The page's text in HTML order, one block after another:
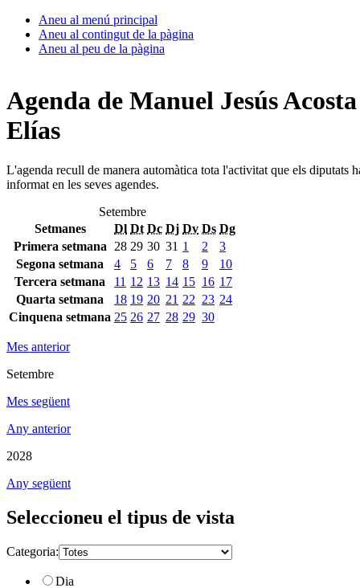
Aneu al menú principal
Aneu al contingut de la pàgina
Aneu al peu de la pàgina
Agenda de Manuel Jesús Acosta
Elías
L'agenda recull de manera automàtica tota l'activitat que els diputats
informat en les seves agendes.
Setembre
Setmanes
Dl Dt Dc Dj Dv Ds Dg
Primera setmana
28 29 30 31 1 2
3
Segona setmana
4 5 6 7 8 9
10
Tercera setmana
11 12 13 14 15 16 17
Quarta setmana
18 19 20 21 22 23 24
Cinquena setmana 25 26 27 28 29 30
Mes anterior
Setembre
Mes següent
Any anterior
2028
Any següent
Seleccioneu el tipus de vista
Categoria:
Dia